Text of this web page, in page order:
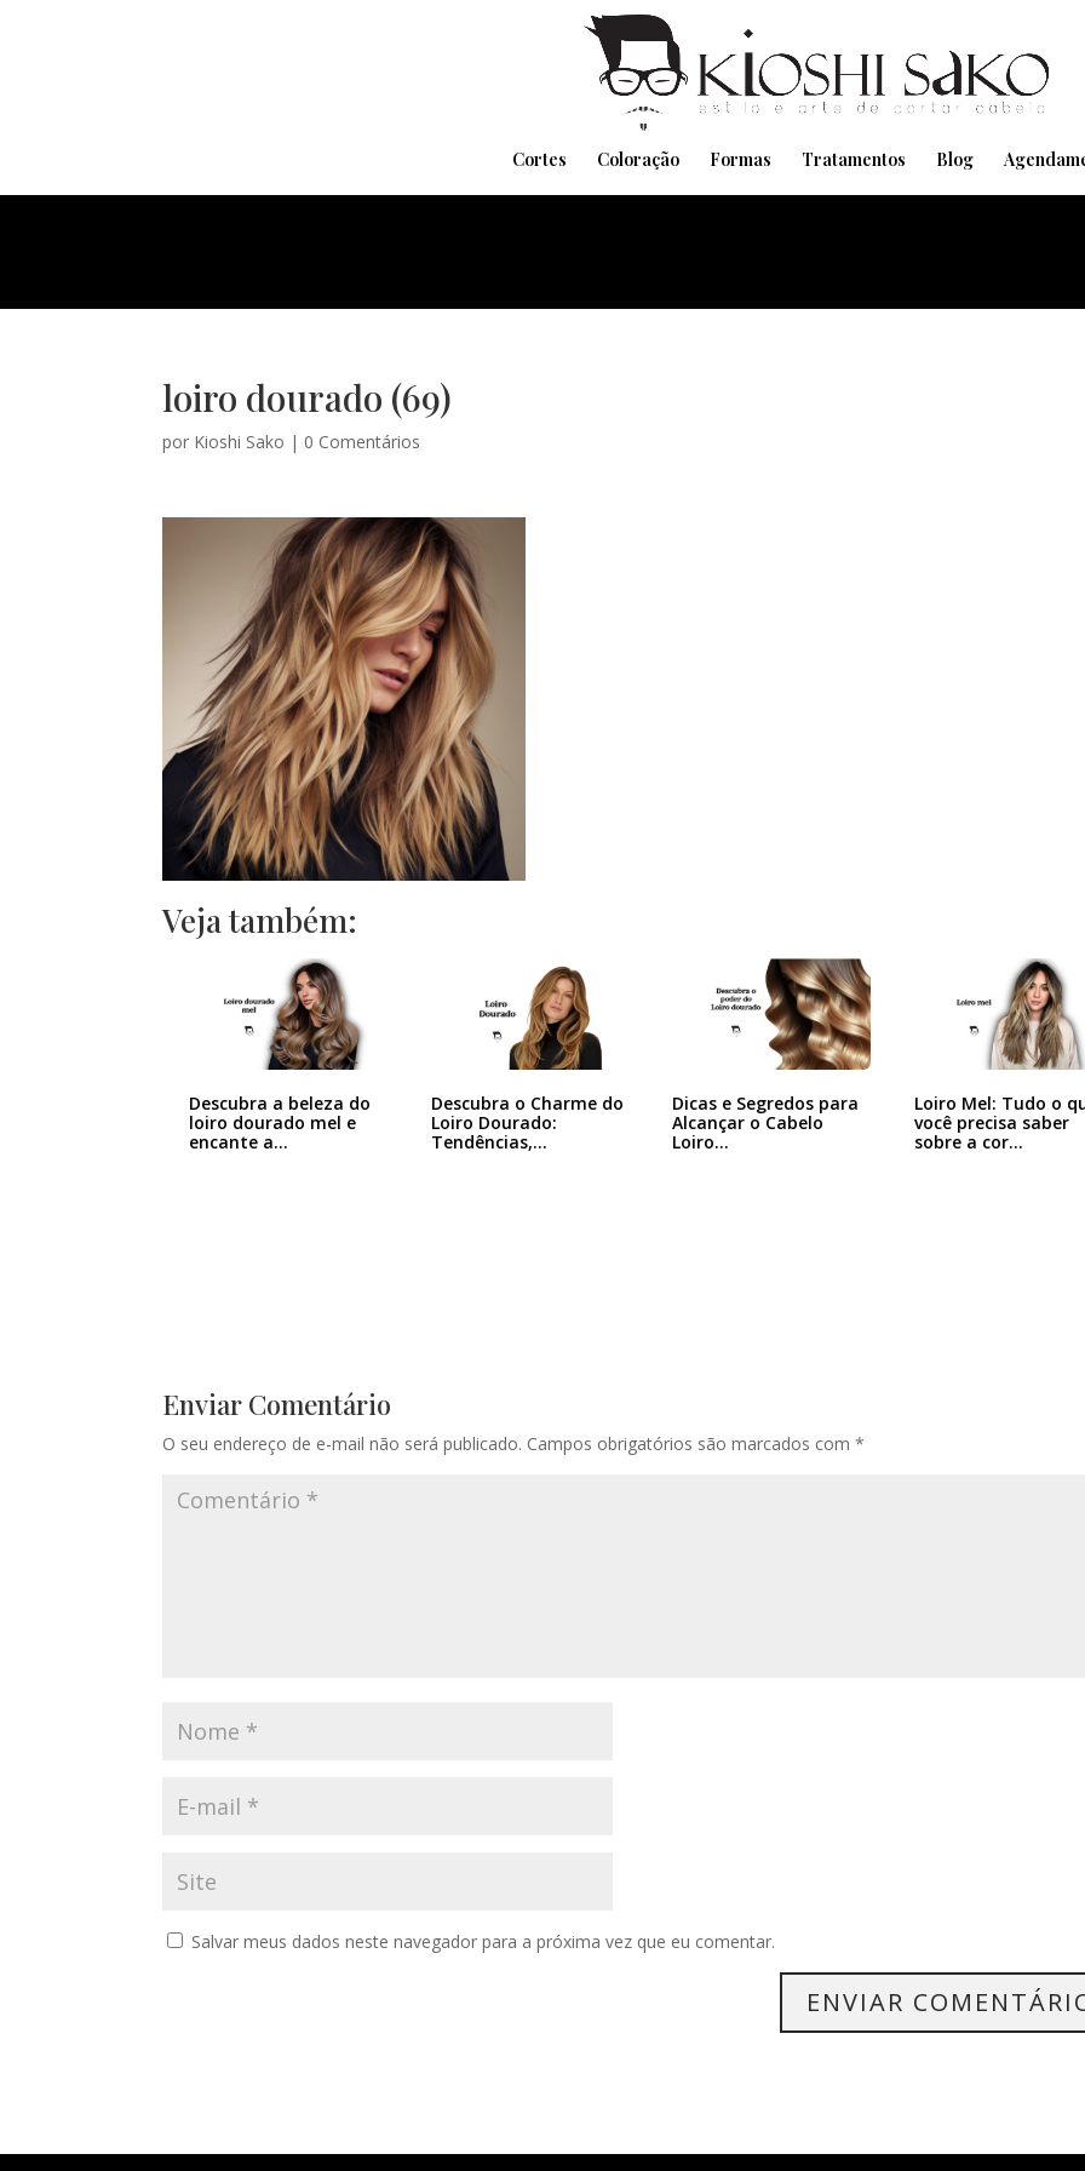
Cortes Coloração Formas Tratamentos Blog
loiro dourado (69)
por Kioshi Sako | 0 Comentários
Veja também:
Descubra a beleza do
loiro dourado mel e
encante a…
Descubra o Charme do
Loiro Dourado:
Tendências,…
Dicas e Segredos para
Alcançar o Cabelo
Loiro…
Loiro Mel: Tudo o
você precisa saber
sobre a cor…
Enviar Comentário
O seu endereço de e-mail não será publicado. Campos obrigatórios são marcados com*
Salvar meus dados neste navegador para a próxima vez que eu comentar.
Pensando em transformar seu Visual??
Agende pelo Whatsapp